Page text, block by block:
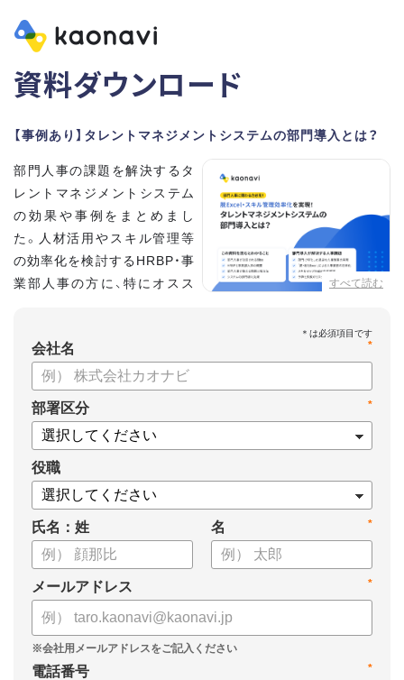
資料ダウンロード
【事例あり】タレントマネジメントシステムの部門導入とは？
すべて読む
部門人事の課題を解決するタ
レントマネジメントシステム
の効果や事例をまとめまし
た。人材活用やスキル管理等
の効率化を検討するHRBP・事
業部人事の方に、特にオスス
【資料の内容】
・部門人事が抱える問題とその解決法
・タレントマネジメントシステムの部門導入するメリット
・スキル管理をはじめとする企業のシステム活用事例
*
会社名
*
部署区分
役職
氏名：姓 *
名
*
メールアドレス
*
電話番号